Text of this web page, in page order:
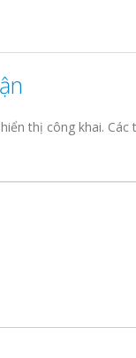
thị công khai. Các